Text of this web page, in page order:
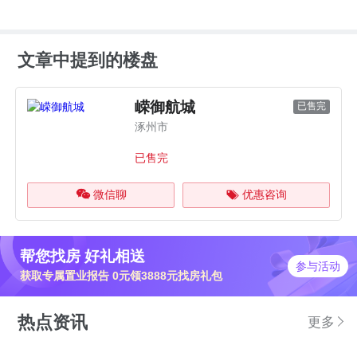
文章中提到的楼盘
嵘御航城 已售完
涿州市
已售完
微信聊 优惠咨询
帮您找房 好礼相送
获取专属置业报告 0元领3888元找房礼包
参与活动
热点资讯 更多